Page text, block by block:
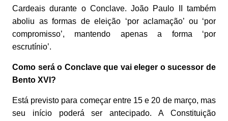
Cardeais durante o Conclave. João Paulo II também
aboliu as formas de eleição ‘por aclamação’ ou ‘por
compromisso’, mantendo apenas a forma ‘por
escrutínio’.
Como será o Conclave que vai eleger o sucessor de
Bento XVI?
Está previsto para começar entre 15 e 20 de março, mas
seu início poderá ser antecipado. A Constituição